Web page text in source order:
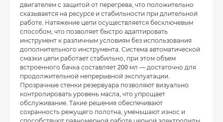
двигателем с защитой от перегрева, что положительно
сказывается на ресурсе и стабильности при длительной
работе. Натяжение цепи осуществляется бесключевым
способом, что позволяет быстро адаптировать
инструмент к различным условиям без использования
дополнительного инструмента. Система автоматической
смазки цепи работает стабильно, при этом объем
встроенного бачка составляет 200 мл — достаточно для
продолжительной непрерывной эксплуатации.
Прозрачные стенки резервуара позволяют визуально
контролировать уровень масла, что упрощает
обслуживание. Такие решения обеспечивают
сохранность режущего полотна, уменьшают износ и